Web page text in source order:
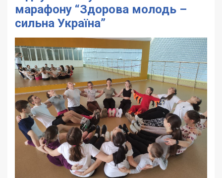
марафону “Здорова молодь –
сильна Україна”